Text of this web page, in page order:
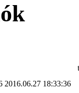
2016.06.27 18:33:36